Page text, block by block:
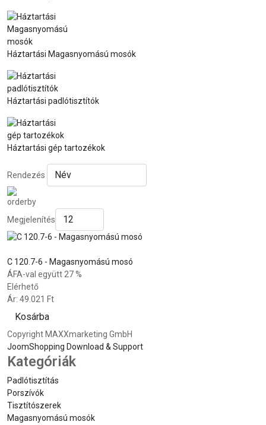
Háztartási Magasnyomású mosók
Háztartási padlótisztítók
Háztartási gép tartozékok
Rendezés
Megjelenítés
C 120.7-6 - Magasnyomású mosó
ÁFA-val együtt 27 %
Elérhető
Ár: 49.021 Ft
Kosárba
Copyright MAXXmarketing GmbH
JoomShopping Download & Support
Kategóriák
Padlótisztítás
Porszívók
Tisztítószerek
Magasnyomású mosók